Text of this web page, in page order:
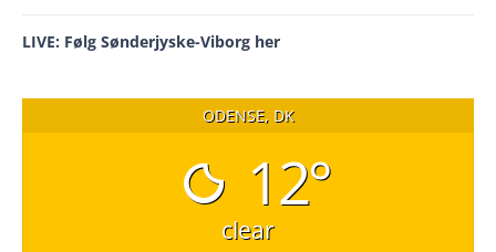
LIVE: Følg Sønderjyske-Viborg her
ODENSE, DK
12°
clear